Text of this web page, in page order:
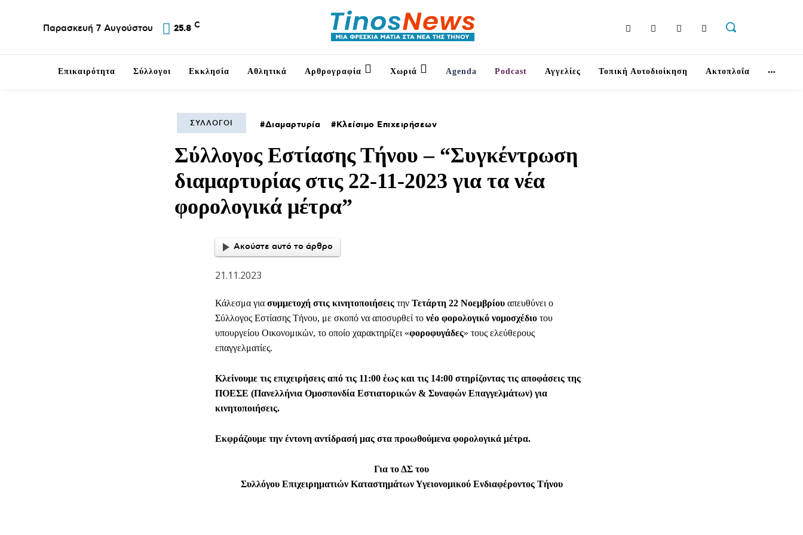
Παρασκευή 7 Αυγούστου 25.8 C
Επικαιρότητα Σύλλογοι Εκκλησία Αθλητικά Αρθρογραφία Χωριά Agenda Podcast Αγγελίες Τοπική Αυτοδιοίκηση Ακτοπλοΐα
ΣΎΛΛΟΓΟΙ Διαμαρτυρία Κλείσιμο Επιχειρήσεων
Σύλλογος Εστίασης Τήνου – “Συγκέντρωση
διαμαρτυρίας στις 22-11-2023 για τα νέα
φορολογικά μέτρα”
Ακούστε αυτό το άρθρο
21.11.2023
Κάλεσμα για συμμετοχή στις κινητοποιήσεις την Τετάρτη 22 Νοεμβρίου απευθύνει ο
Σύλλογος Εστίασης Τήνου, με σκοπό να αποσυρθεί το νέο φορολογικό νομοσχέδιο του
υπουργείου Οικονομικών, το οποίο χαρακτηρίζει «φοροφυγάδες» τους ελεύθερους
επαγγελματίες.
Κλείνουμε τις επιχειρήσεις από τις 11:00 έως και τις 14:00 στηρίζοντας τις αποφάσεις της
ΠΟΕΣΕ (Πανελλήνια Ομοσπονδία Εστιατορικών & Συναφών Επαγγελμάτων) για
κινητοποιήσεις.
Εκφράζουμε την έντονη αντίδρασή μας στα προωθούμενα φορολογικά μέτρα.
Για το ΔΣ του
Συλλόγου Επιχειρηματιών Καταστημάτων Υγειονομικού Ενδιαφέροντος Τήνου